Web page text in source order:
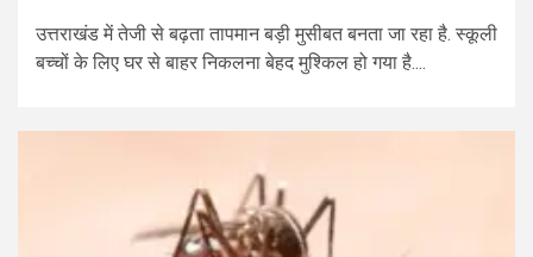
उत्तराखंड में तेजी से बढ़ता तापमान बड़ी मुसीबत बनता जा रहा है. स्कूली
बच्चों के लिए घर से बाहर निकलना बेहद मुश्किल हो गया है....